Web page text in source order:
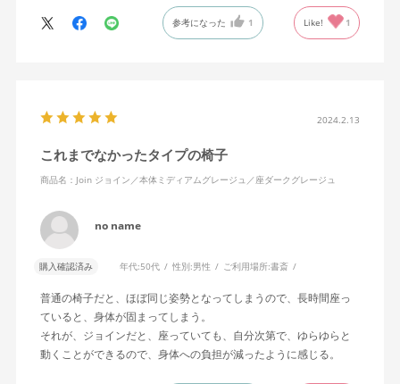
参考になった 1 Like! 1
2024.2.13
これまでなかったタイプの椅子
商品名：Join ジョイン／本体ミディアムグレージュ／座ダークグレージュ
no name
購入確認済み 年代:50代 性別:男性 ご利用場所:書斎
普通の椅子だと、ほぼ同じ姿勢となってしまうので、長時間座っ
ていると、身体が固まってしまう。
それが、ジョインだと、座っていても、自分次第で、ゆらゆらと
動くことができるので、身体への負担が減ったように感じる。